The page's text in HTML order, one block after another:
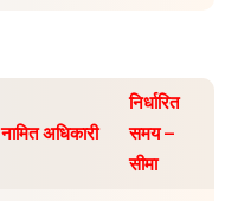
नामित अधिकारी
निर्धारित
समय –
सीमा